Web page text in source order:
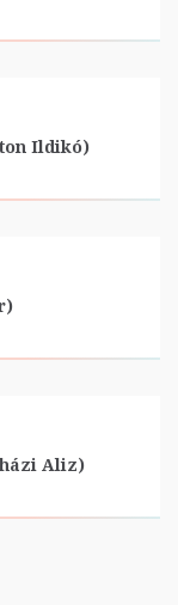
Ildikó)
Aliz)